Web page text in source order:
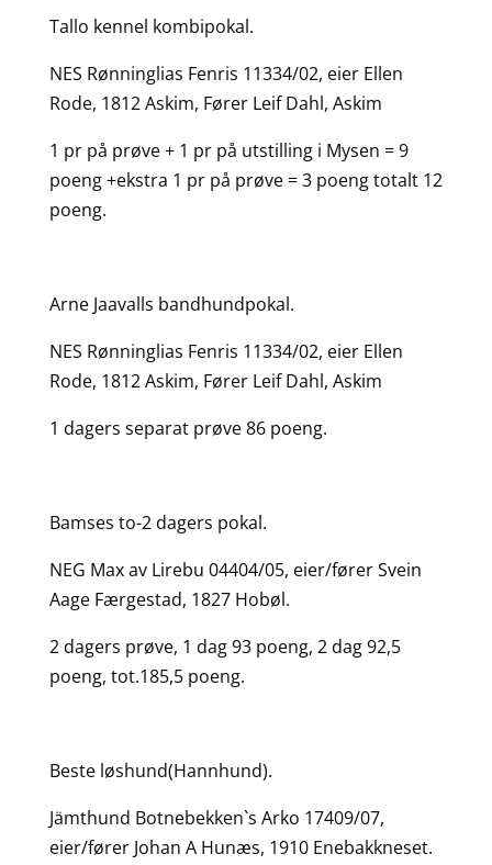
Tallo kennel kombipokal.
NES Rønninglias Fenris 11334/02, eier Ellen
Rode, 1812 Askim, Fører Leif Dahl, Askim
1 pr på prøve + 1 pr på utstilling i Mysen = 9
poeng +ekstra 1 pr på prøve = 3 poeng totalt 12
poeng.
Arne Jaavalls bandhundpokal.
NES Rønninglias Fenris 11334/02, eier Ellen
Rode, 1812 Askim, Fører Leif Dahl, Askim
1 dagers separat prøve 86 poeng.
Bamses to-2 dagers pokal.
NEG Max av Lirebu 04404/05, eier/fører Svein
Aage Færgestad, 1827 Hobøl.
2 dagers prøve, 1 dag 93 poeng, 2 dag 92,5
poeng, tot.185,5 poeng.
Beste løshund(Hannhund).
Jämthund Botnebekken`s Arko 17409/07,
eier/fører Johan A Hunæs, 1910 Enebakkneset.